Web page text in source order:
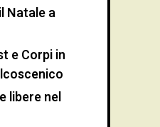
Natale a
e Corpi in
libere nel